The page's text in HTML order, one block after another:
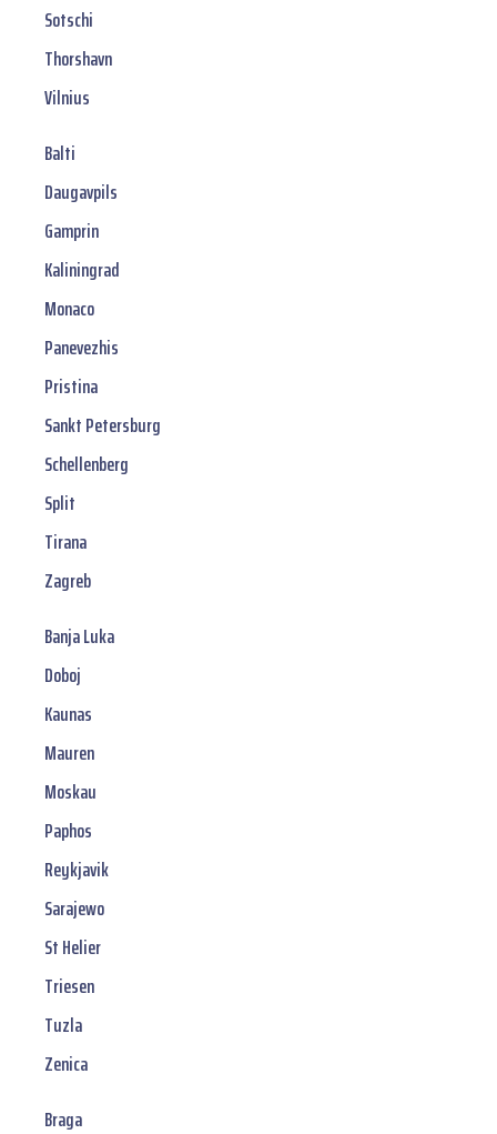
Sotschi
Thorshavn
Vilnius
Balti
Daugavpils
Gamprin
Kaliningrad
Monaco
Panevezhis
Pristina
Sankt Petersburg
Schellenberg
Split
Tirana
Zagreb
Banja Luka
Doboj
Kaunas
Mauren
Moskau
Paphos
Reykjavik
Sarajewo
St Helier
Triesen
Tuzla
Zenica
Braga